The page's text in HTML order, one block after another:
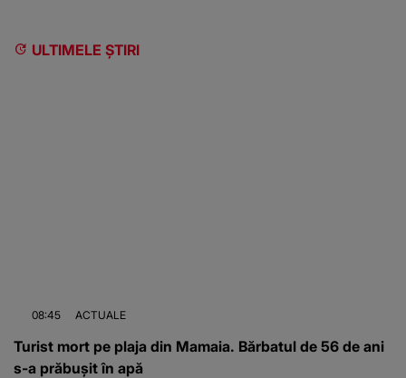
ULTIMELE ȘTIRI
08:45 ACTUALE
Turist mort pe plaja din Mamaia. Bărbatul de 56 de ani
s-a prăbușit în apă